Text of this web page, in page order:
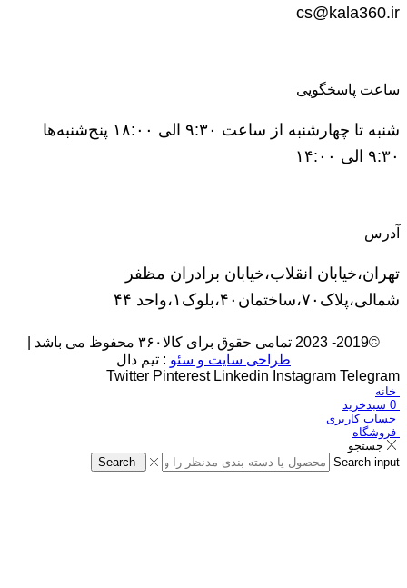
cs@kala360.ir
ساعت پاسخگویی
شنبه تا چهارشنبه از ساعت ۹:۳۰ الی ۱۸:۰۰ پنج‌شنبه‌ها
۹:۳۰ الی ۱۴:۰۰
آدرس
تهران،خیابان انقلاب،خیابان برادران مظفر
شمالی،پلاک۷۰،ساختمان۴۰،بلوک۱،واحد ۴۴
©2019- 2023 تمامی حقوق برای کالا۳۶۰ محفوظ می باشد |
طراحی سایت و سئو : تیم دال
Twitter Pinterest Linkedin Instagram Telegram
خانه
0 سبدخرید
حساب کاربری
فروشگاه
جستجو
Search input
Search